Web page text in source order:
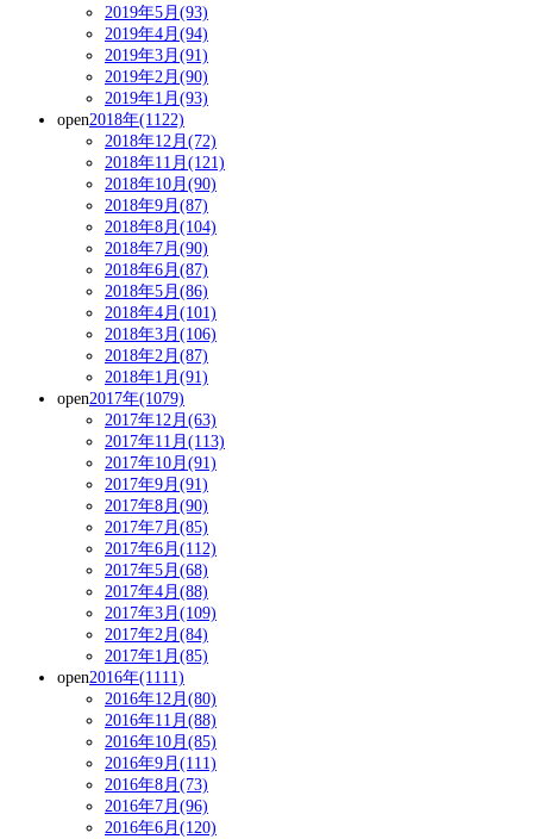
2019年5月(93)
2019年4月(94)
2019年3月(91)
2019年2月(90)
2019年1月(93)
open2018年(1122)
2018年12月(72)
2018年11月(121)
2018年10月(90)
2018年9月(87)
2018年8月(104)
2018年7月(90)
2018年6月(87)
2018年5月(86)
2018年4月(101)
2018年3月(106)
2018年2月(87)
2018年1月(91)
open2017年(1079)
2017年12月(63)
2017年11月(113)
2017年10月(91)
2017年9月(91)
2017年8月(90)
2017年7月(85)
2017年6月(112)
2017年5月(68)
2017年4月(88)
2017年3月(109)
2017年2月(84)
2017年1月(85)
open2016年(1111)
2016年12月(80)
2016年11月(88)
2016年10月(85)
2016年9月(111)
2016年8月(73)
2016年7月(96)
2016年6月(120)